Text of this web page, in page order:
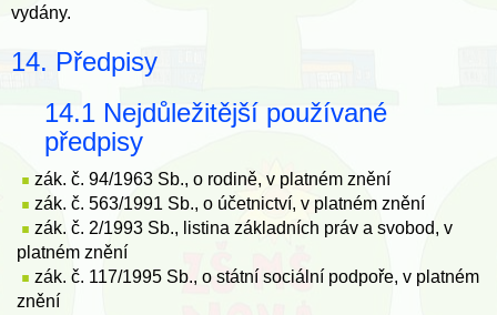
vydány.
14. Předpisy
14.1 Nejdůležitější používané
předpisy
zák. č. 94/1963 Sb., o rodině, v platném znění
zák. č. 563/1991 Sb., o účetnictví, v platném znění
zák. č. 2/1993 Sb., listina základních práv a svobod, v
platném znění
zák. č. 117/1995 Sb., o státní sociální podpoře, v platném
znění